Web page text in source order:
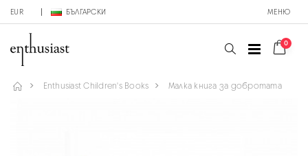
EUR БЪЛГАРСКИ МЕНЮ
0
Enthusiast Children's Books Малка книга за добротата